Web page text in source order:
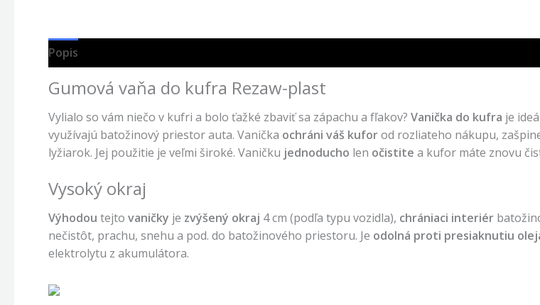
Popis
Gumová vaňa do kufra Rezaw-plast
Vylialo so vám niečo v kufri a bolo ťažké zbaviť sa zápachu a fľakov? Vanička do kufra je
využívajú batožinový priestor auta. Vanička ochráni váš kuforod rozliateho nákupu,
lyžiarok. Jej použitie je veľmi široké. Vaničku jednoducho len očistite a kufor máte znovu
Vysoký okraj
Výhodou tejto vaničky je zvýšený okraj 4 cm (podľa typu vozidla), chrániaci interiér
nečistôt, prachu, snehu a pod. do batožinového priestoru. Je odolná proti presiaknutiu
elektrolytu z akumulátora.